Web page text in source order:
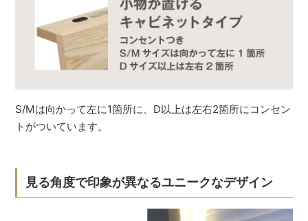
S/Mは向かって左に1箇所に、D以上は左右2箇所にコンセン
トがついています。
見る角度で印象が異なるユニークなデザイン